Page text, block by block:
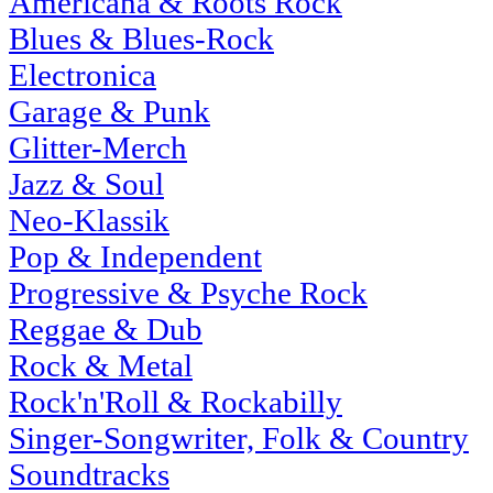
Blues & Blues-Rock
Electronica
Garage & Punk
Glitter-Merch
Jazz & Soul
Neo-Klassik
Pop & Independent
Progressive & Psyche Rock
Reggae & Dub
Rock & Metal
Rock'n'Roll & Rockabilly
Singer-Songwriter, Folk & Country
Soundtracks